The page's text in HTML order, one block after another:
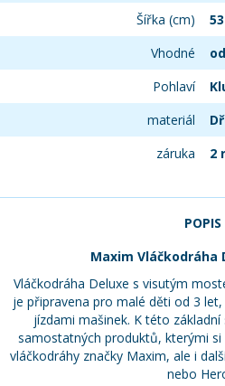
Šířka (cm)
Vhodné
Pohlaví
materiál
záruka
2
POPIS
Maxim Vláčkodráha
Vláčkodráha Deluxe s visutým
je připravena pro malé děti od 3
jízdami mašinek. K této
samostatných produktů, kterými
vláčkodráhy značky Maxim, ale i
nebo